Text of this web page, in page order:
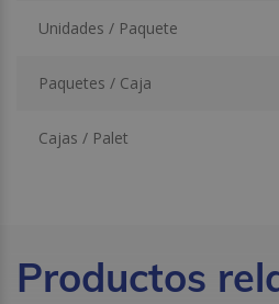
Unidades / Paquete
Paquetes / Caja
Cajas / Palet
Productos